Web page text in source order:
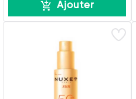
Ajouter